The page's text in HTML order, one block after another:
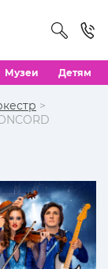
Музеи Детям
>